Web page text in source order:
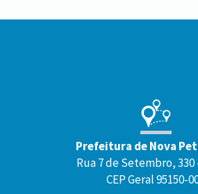
Prefeitura de Nova
Rua 7 de Setembro, 330
CEP Geral 95150-